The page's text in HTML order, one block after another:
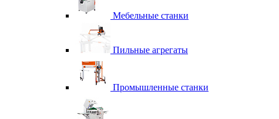
Мебельные станки
Пильные агрегаты
Промышленные станки